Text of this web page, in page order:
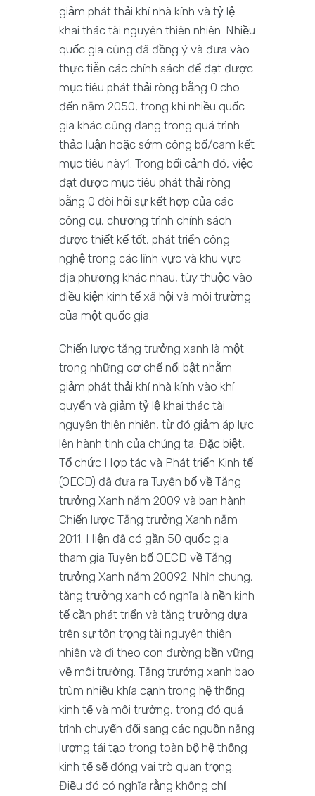
giảm phát thải khí nhà kính và tỷ lệ
khai thác tài nguyên thiên nhiên. Nhiều
quốc gia cũng đã đồng ý và đưa vào
thực tiễn các chính sách để đạt được
mục tiêu phát thải ròng bằng 0 cho
đến năm 2050, trong khi nhiều quốc
gia khác cũng đang trong quá trình
thảo luận hoặc sớm công bố/cam kết
mục tiêu này1. Trong bối cảnh đó, việc
đạt được mục tiêu phát thải ròng
bằng 0 đòi hỏi sự kết hợp của các
công cụ, chương trình chính sách
được thiết kế tốt, phát triển công
nghệ trong các lĩnh vực và khu vực
địa phương khác nhau, tùy thuộc vào
điều kiện kinh tế xã hội và môi trường
của một quốc gia.
Chiến lược tăng trưởng xanh là một
trong những cơ chế nổi bật nhằm
giảm phát thải khí nhà kính vào khí
quyển và giảm tỷ lệ khai thác tài
nguyên thiên nhiên, từ đó giảm áp lực
lên hành tinh của chúng ta. Đặc biệt,
Tổ chức Hợp tác và Phát triển Kinh tế
(OECD) đã đưa ra Tuyên bố về Tăng
trưởng Xanh năm 2009 và ban hành
Chiến lược Tăng trưởng Xanh năm
2011. Hiện đã có gần 50 quốc gia
tham gia Tuyên bố OECD về Tăng
trưởng Xanh năm 20092. Nhìn chung,
tăng trưởng xanh có nghĩa là nền kinh
tế cần phát triển và tăng trưởng dựa
trên sự tôn trọng tài nguyên thiên
nhiên và đi theo con đường bền vững
về môi trường. Tăng trưởng xanh bao
trùm nhiều khía cạnh trong hệ thống
kinh tế và môi trường, trong đó quá
trình chuyển đổi sang các nguồn năng
lượng tái tạo trong toàn bộ hệ thống
kinh tế sẽ đóng vai trò quan trọng.
Điều đó có nghĩa rằng không chỉ